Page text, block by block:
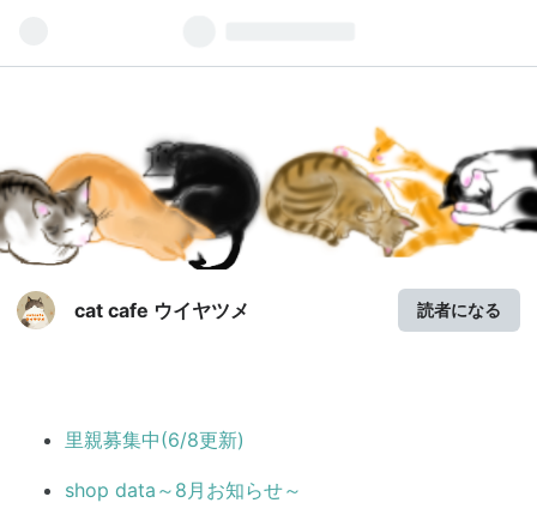
cat cafe ウイヤツメ 読者になる
里親募集中(6/8更新)
shop data～8月お知らせ～